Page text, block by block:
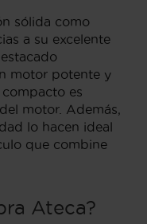
sólida como
a su excelente
motor potente y
es
motor. Además,
lo hacen ideal
que combine
Ateca?